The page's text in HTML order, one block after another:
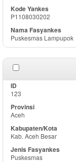
P1108030202
Puskesmas Lampupok
123
Aceh
Kab. Aceh Besar
Puskesmas